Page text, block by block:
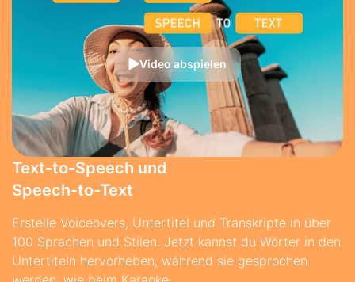
Video abspielen
Text-to-Speech und
Speech-to-Text
Erstelle Voiceovers, Untertitel und Transkripte in über
100 Sprachen und Stilen. Jetzt kannst du Wörter in den
Untertiteln hervorheben, während sie gesprochen